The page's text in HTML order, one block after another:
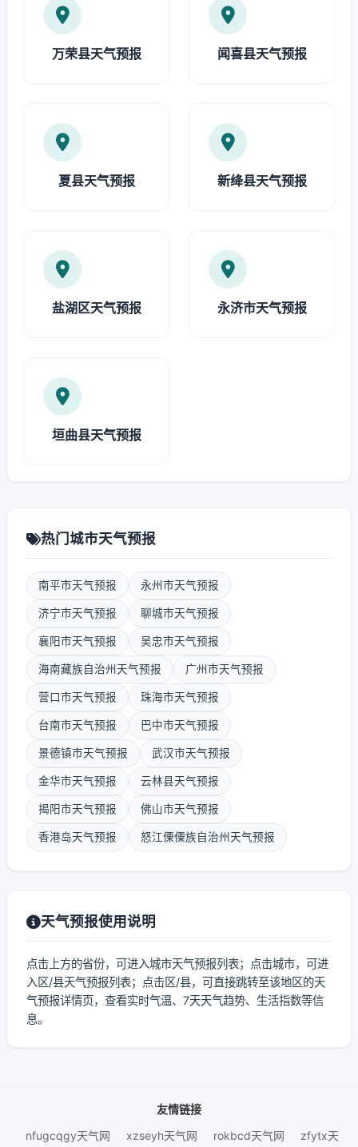
万荣县天气预报 闻喜县天气预报
夏县天气预报 新绛县天气预报
盐湖区天气预报 永济市天气预报
垣曲县天气预报
热门城市天气预报
南平市天气预报 永州市天气预报
济宁市天气预报 聊城市天气预报
襄阳市天气预报 吴忠市天气预报
海南藏族自治州天气预报 广州市天气预报
营口市天气预报 珠海市天气预报
台南市天气预报 巴中市天气预报
景德镇市天气预报 武汉市天气预报
金华市天气预报 云林县天气预报
揭阳市天气预报 佛山市天气预报
香港岛天气预报 怒江傈僳族自治州天气预报
天气预报使用说明
点击上方的省份，可进入城市天气预报列表；点击城市，可进
入区/县天气预报列表；点击区/县，可直接跳转至该地区的天
气预报详情页，查看实时气温、7天天气趋势、生活指数等信
息。
友情链接
nfugcqgy天气网
xzseyh天气网 rokbcd天气网 zfytx天